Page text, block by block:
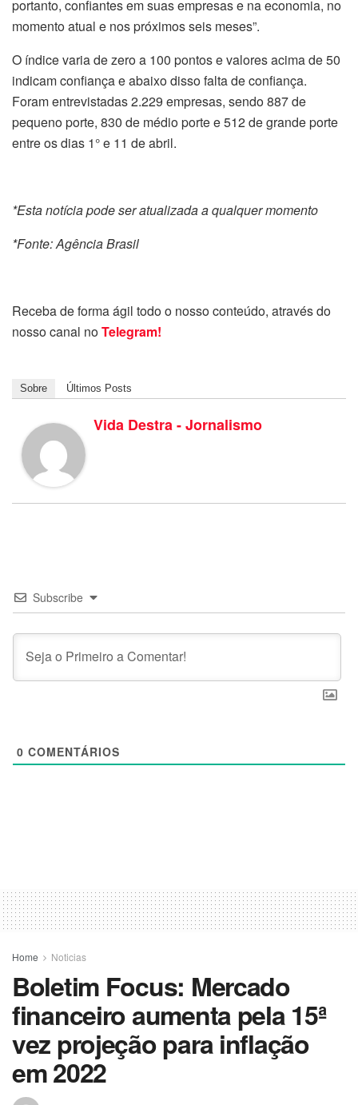
portanto, confiantes em suas empresas e na economia, no
momento atual e nos próximos seis meses”.
O índice varia de zero a 100 pontos e valores acima de 50
indicam confiança e abaixo disso falta de confiança.
Foram entrevistadas 2.229 empresas, sendo 887 de
pequeno porte, 830 de médio porte e 512 de grande porte
entre os dias 1° e 11 de abril.
*Esta notícia pode ser atualizada a qualquer momento
*Fonte: Agência Brasil
Receba de forma ágil todo o nosso conteúdo, através do
nosso canal noTelegram!
Sobre Últimos Posts
Vida Destra - Jornalismo
Subscribe
0 COMENTÁRIOS
Home Noticias
Boletim Focus: Mercado
financeiro aumenta pela 15ª
vez projeção para inflação
em 2022